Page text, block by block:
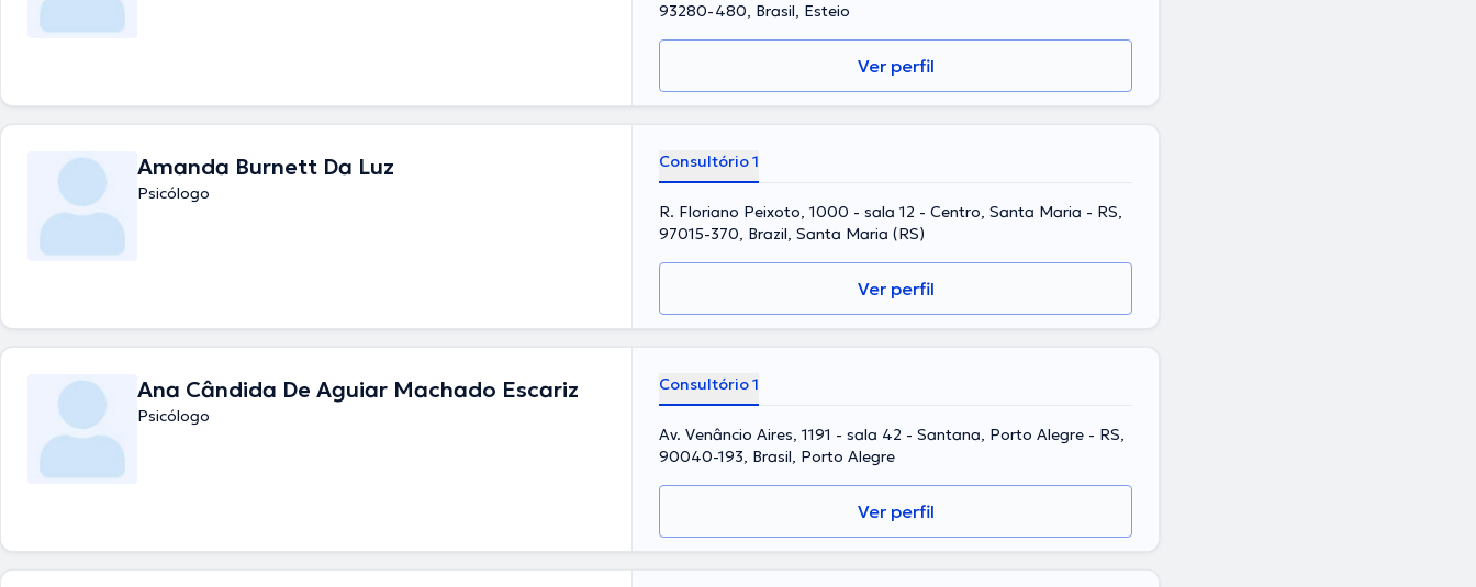
93280-480, Brasil, Esteio
Ver perfil
Amanda Burnett Da Luz
Psicólogo
Consultório 1
R. Floriano Peixoto, 1000 - sala 12 - Centro, Santa Maria - RS,
97015-370, Brazil, Santa Maria (RS)
Ver perfil
Ana Cândida De Aguiar Machado Escariz
Psicólogo
Consultório 1
Av. Venâncio Aires, 1191 - sala 42 - Santana, Porto Alegre - RS,
90040-193, Brasil, Porto Alegre
Ver perfil